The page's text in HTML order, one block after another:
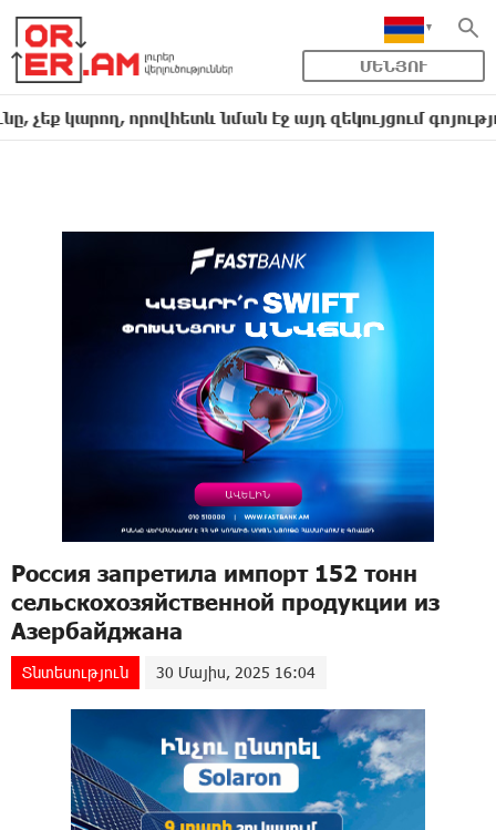
ՄԵՆՅՈՒ
որովհետև նման էջ այդ զեկույցում գոյություն
Россия запретила импорт 152 тонн
сельскохозяйственной продукции из
Азербайджана
Տնտեսություն 30 Մայիս, 2025 16:04